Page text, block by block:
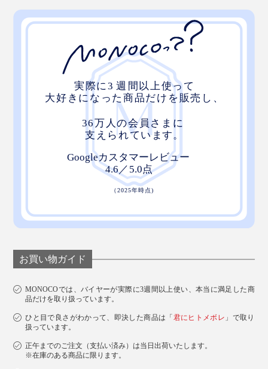
お買い物ガイド
MONOCOでは、バイヤーが実際に3週間以上使い、本当に満足した商
品だけを取り扱っています。
ひと目で良さがわかって、即決した商品は「 君にヒトメボレ 」で取り
扱っています。
正午までのご注文（支払い済み）は当日出荷いたします。
※在庫のある商品に限ります。